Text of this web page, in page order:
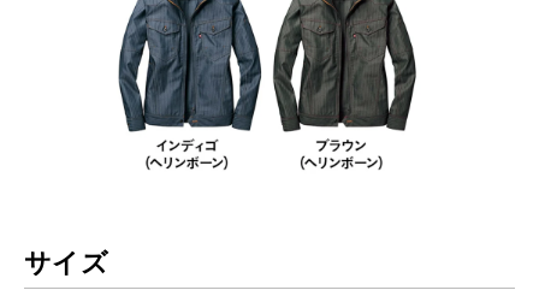
サイズ